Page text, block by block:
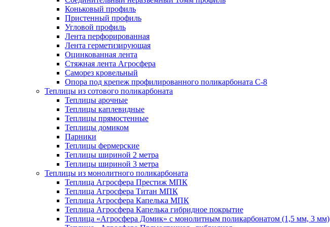
Коньковый профиль
Пристенный профиль
Угловой профиль
Лента перфорированная
Лента герметизирующая
Оцинкованная лента
Стяжная лента Агросфера
Саморез кровельный
Опора под крепеж профилированного поликарбоната С-8
Теплицы из сотового поликарбоната
Теплицы арочные
Теплицы каплевидные
Теплицы прямостенные
Теплицы домиком
Парники
Теплицы фермерские
Теплицы шириной 2 метра
Теплицы шириной 3 метра
Теплицы из монолитного поликарбоната
Теплица Агросфера Престиж МПК
Теплица Агросфера Титан МПК
Теплица Агросфера Капелька МПК
Теплица Агросфера Капелька гибридное покрытие
Теплица «Агросфера Домик» с монолитным поликарбонатом (1,5 мм, 3 мм)